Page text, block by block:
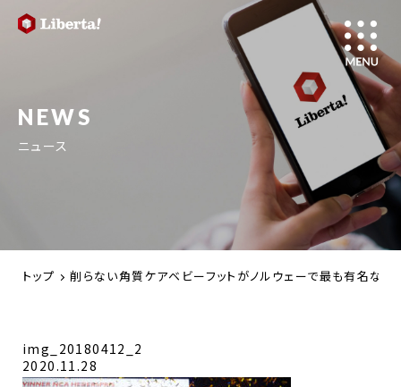
NEWS
ニュース
トップ 削らない角質ケアベビーフットがノルウェーで最も有名
img_20180412_2
2020.11.28